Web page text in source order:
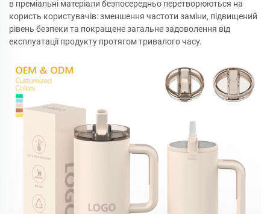
в преміальні матеріали безпосередньо перетворюються на
користь користувачів: зменшення частоти заміни, підвищений
рівень безпеки та покращене загальне задоволення від
експлуатації продукту протягом тривалого часу.